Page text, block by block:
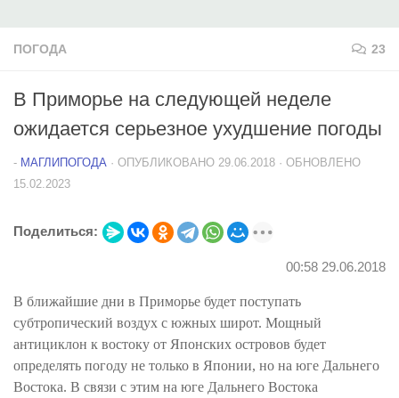
ПОГОДА 23
В Приморье на следующей неделе
ожидается серьезное ухудшение погоды
- МАГЛИПОГОДА · ОПУБЛИКОВАНО 29.06.2018 · ОБНОВЛЕНО
15.02.2023
Поделиться:
00:58 29.06.2018
В ближайшие дни в Приморье будет поступать
субтропический воздух с южных широт. Мощный
антициклон к востоку от Японских островов будет
определять погоду не только в Японии, но на юге Дальнего
Востока. В связи с этим на юге Дальнего Востока